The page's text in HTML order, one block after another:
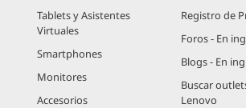
Tablets y Asistentes
Virtuales
Smartphones
Monitores
Accesorios
Registro de
Foros - En
Blogs - En
Buscar
Lenovo